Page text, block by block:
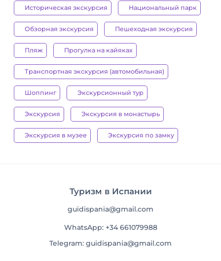
Историческая экскурсия Национальный парк
Обзорная экскурсия Пешеходная экскурсия
Пляж Прогулка на кайяках
Транспортная экскурсия (автомобильная)
Шоппинг Экскурсионный тур
Экскурсия Экскурсия в монастырь
Экскурсия в музее Экскурсия по замку
Туризм в Испании
guidispania@gmail.com
WhatsApp: +34 661079988
Telegram: guidispania@gmail.com